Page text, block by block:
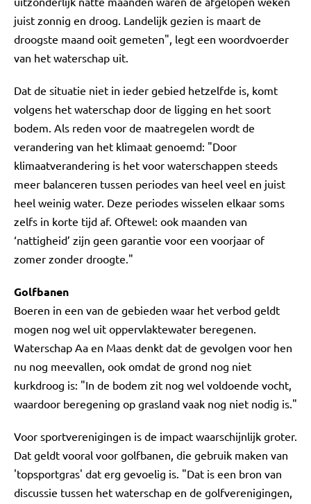
juist zonnig en droog. Landelijk gezien is maart de
droogste maand ooit gemeten", legt een woordvoerder
van het waterschap uit.
Dat de situatie niet in ieder gebied hetzelfde is, komt
volgens het waterschap door de ligging en het soort
bodem. Als reden voor de maatregelen wordt de
verandering van het klimaat genoemd: "Door
klimaatverandering is het voor waterschappen steeds
meer balanceren tussen periodes van heel veel en juist
heel weinig water. Deze periodes wisselen elkaar soms
zelfs in korte tijd af. Oftewel: ook maanden van
‘nattigheid’ zijn geen garantie voor een voorjaar of
zomer zonder droogte."
Golfbanen
Boeren in een van de gebieden waar het verbod geldt
mogen nog wel uit oppervlaktewater beregenen.
Waterschap Aa en Maas denkt dat de gevolgen voor hen
nu nog meevallen, ook omdat de grond nog niet
kurkdroog is: "In de bodem zit nog wel voldoende vocht,
waardoor beregening op grasland vaak nog niet nodig is."
Voor sportverenigingen is de impact waarschijnlijk groter.
Dat geldt vooral voor golfbanen, die gebruik maken van
'topsportgras' dat erg gevoelig is. "Dat is een bron van
discussie tussen het waterschap en de golfverenigingen,